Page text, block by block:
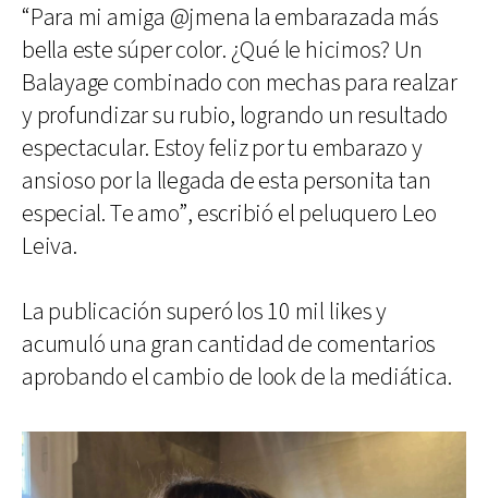
“Para mi amiga @jmena la embarazada más
bella este súper color. ¿Qué le hicimos? Un
Balayage combinado con mechas para realzar
y profundizar su rubio, logrando un resultado
espectacular. Estoy feliz por tu embarazo y
ansioso por la llegada de esta personita tan
especial. Te amo”, escribió el peluquero Leo
Leiva.
La publicación superó los 10 mil likes y
acumuló una gran cantidad de comentarios
aprobando el cambio de look de la mediática.